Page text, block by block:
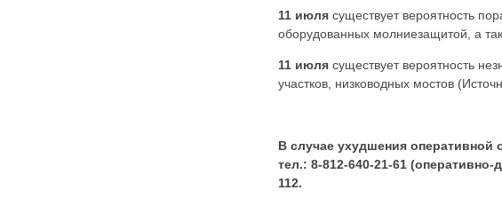
11 июля существует вероятность
оборудованных молниезащитой, а
11 июля существует вероятность
участков, низководных мостов
В случае ухудшения оперативной
тел.: 8-812-640-21-61
112.